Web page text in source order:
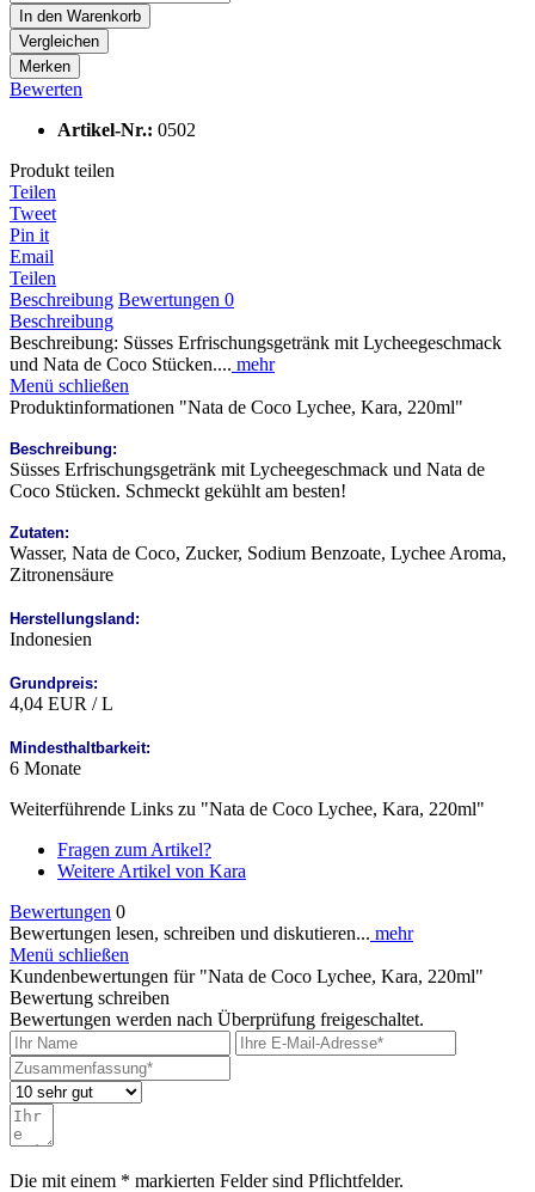
In den Warenkorb
Vergleichen
Merken
Bewerten
Artikel-Nr.: 0502
Produkt teilen
Teilen
Tweet
Pin it
Email
Teilen
Beschreibung Bewertungen 0
Beschreibung
Beschreibung: Süsses Erfrischungsgetränk mit Lycheegeschmack
und Nata de Coco Stücken.... mehr
Menü schließen
Produktinformationen "Nata de Coco Lychee, Kara, 220ml"
Beschreibung:
Süsses Erfrischungsgetränk mit Lycheegeschmack und Nata de
Coco Stücken. Schmeckt gekühlt am besten!
Zutaten:
Wasser, Nata de Coco, Zucker, Sodium Benzoate, Lychee Aroma,
Zitronensäure
Herstellungsland:
Indonesien
Grundpreis:
4,04 EUR / L
Mindesthaltbarkeit:
6 Monate
Weiterführende Links zu "Nata de Coco Lychee, Kara, 220ml"
Fragen zum Artikel?
Weitere Artikel von Kara
Bewertungen 0
Bewertungen lesen, schreiben und diskutieren... mehr
Menü schließen
Kundenbewertungen für "Nata de Coco Lychee, Kara, 220ml"
Bewertung schreiben
Bewertungen werden nach Überprüfung freigeschaltet.
Die mit einem * markierten Felder sind Pflichtfelder.